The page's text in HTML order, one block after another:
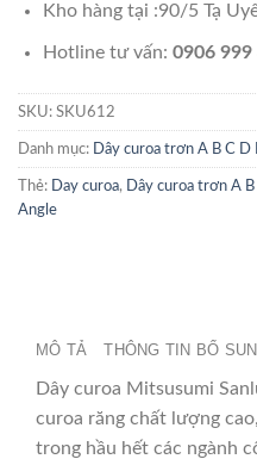
Kho hàng tại :90/5 Tạ
Hotline tư vấn: 0906 999
SKU: SKU612
Danh mục: Dây curoa trơn A B C D
Thẻ: Day curoa, Dây curoa trơn A B
Angle
MÔ TẢ THÔNG TIN BỔ
Dây curoa Mitsusumi
curoa răng chất lượng
trong hầu hết các ngành